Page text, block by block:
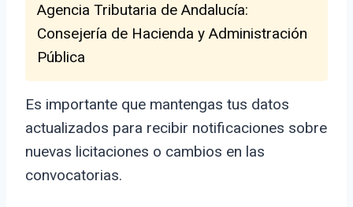
Agencia Tributaria de Andalucía:
Consejería de Hacienda y Administración
Pública
Es importante que mantengas tus datos
actualizados para recibir notificaciones sobre
nuevas licitaciones o cambios en las
convocatorias.